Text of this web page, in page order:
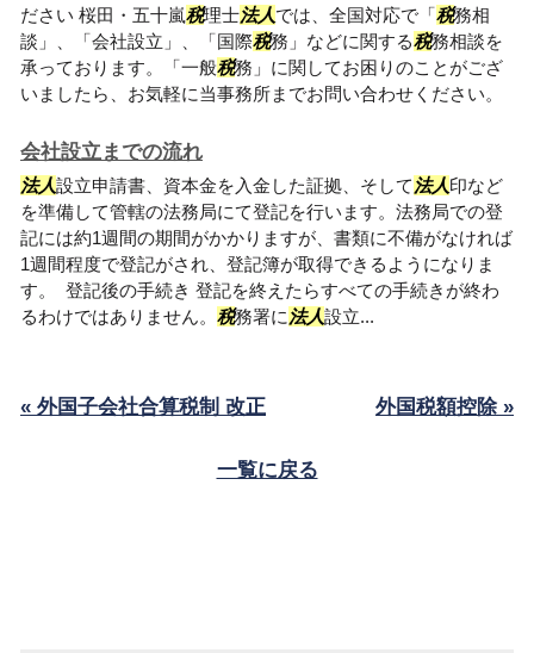
ださい 桜田・五十嵐税理士法人では、全国対応で「税務相
談」、「会社設立」、「国際税務」などに関する税務相談を
承っております。「一般税務」に関してお困りのことがござ
いましたら、お気軽に当事務所までお問い合わせください。
会社設立までの流れ
法人設立申請書、資本金を入金した証拠、そして 法人印など
を準備して管轄の法務局にて登記を行います。法務局での登
記には約1週間の期間がかかりますが、書類に不備がなければ
1週間程度で登記がされ、登記簿が取得できるようになりま
す。 登記後の手続き 登記を終えたらすべての手続きが終わ
るわけではありません。 税務署に 法人設立...
« 外国子会社合算税制 改正 外国税額控除 »
一覧に戻る